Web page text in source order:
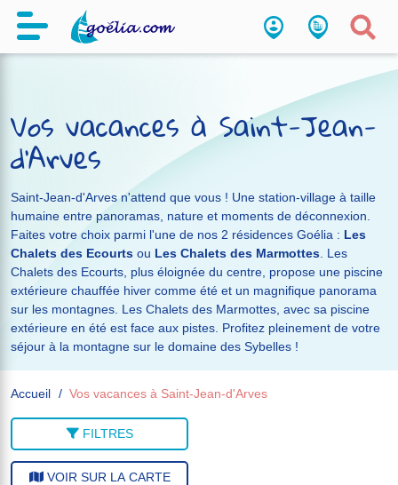
Vos vacances à Saint-Jean-
d'Arves
Saint-Jean-d'Arves n'attend que vous ! Une station-village à taille
humaine entre panoramas, nature et moments de déconnexion.
Faites votre choix parmi l'une de nos 2 résidences Goélia : Les
Chalets des Ecourts ou Les Chalets des Marmottes . Les
Chalets des Ecourts, plus éloignée du centre, propose une piscine
extérieure chauffée hiver comme été et un magnifique panorama
sur les montagnes. Les Chalets des Marmottes, avec sa piscine
extérieure en été est face aux pistes. Profitez pleinement de votre
séjour à la montagne sur le domaine des Sybelles !
Accueil Vos vacances à Saint-Jean-d'Arves
FILTRES
VOIR SUR LA CARTE